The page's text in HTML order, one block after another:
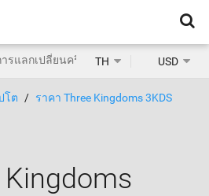
ารแลกเปลี่ยนคริปโต:1,468
TH USD
โต ราคา Three Kingdoms 3KDS